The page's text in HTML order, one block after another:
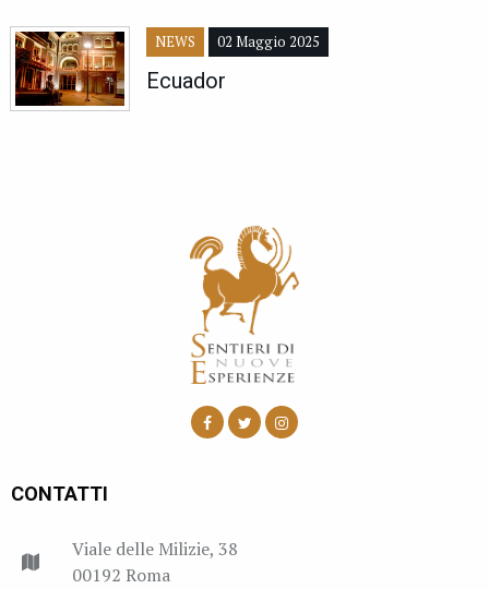
NEWS 02 Maggio 2025
Ecuador
CONTATTI
Viale delle Milizie, 38
00192 Roma